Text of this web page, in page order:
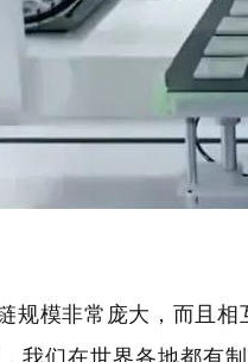
规模非常庞大，而且
我们在世界各地都有